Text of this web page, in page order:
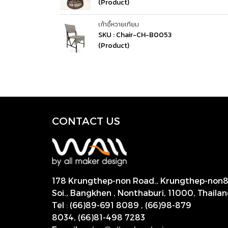
(Product)
เก้าอี้หวายเทียม
SKU : Chair-CH-B0053
(Product)
CONTACT US
178 Krungthep-non Road., Krungthep-non8
Soi., Bangkhen , Nonthaburi, 11000,
Tel : (66)89-691 8089 , (66)98-879
8034, (66)81-498 7283